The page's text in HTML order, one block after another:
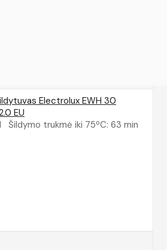
Electrolux EWH 30
EU
Šildymo trukmė iki 75ºC: 63 min